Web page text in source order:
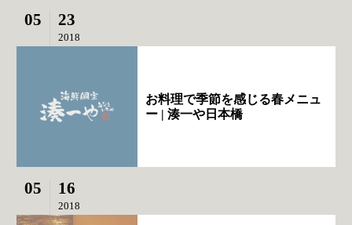
05 23
2018
お料理で季節を感じる春メニュ
ー | 湊一や日本橋
05 16
2018